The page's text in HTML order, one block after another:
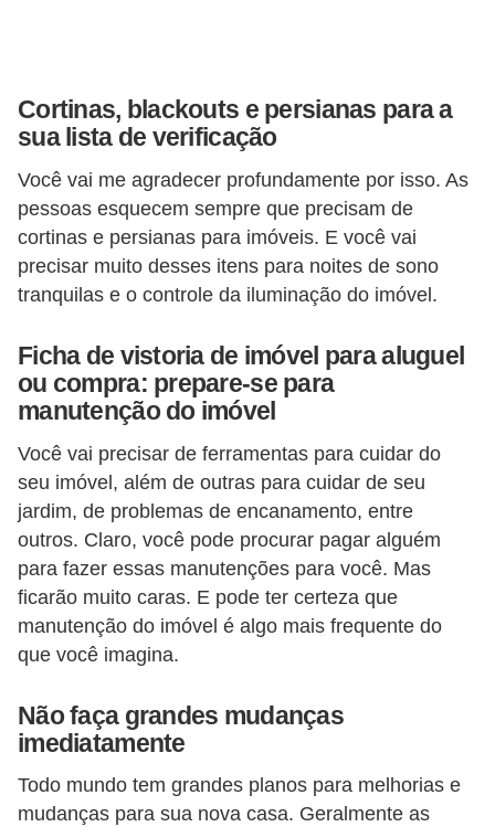
Cortinas, blackouts e persianas para a
sua lista de verificação
Você vai me agradecer profundamente por isso. As
pessoas esquecem sempre que precisam de
cortinas e persianas para imóveis. E você vai
precisar muito desses itens para noites de sono
tranquilas e o controle da iluminação do imóvel.
Ficha de vistoria de imóvel para aluguel
ou compra: prepare-se para
manutenção do imóvel
Você vai precisar de ferramentas para cuidar do
seu imóvel, além de outras para cuidar de seu
jardim, de problemas de encanamento, entre
outros. Claro, você pode procurar pagar alguém
para fazer essas manutenções para você. Mas
ficarão muito caras. E pode ter certeza que
manutenção do imóvel é algo mais frequente do
que você imagina.
Não faça grandes mudanças
imediatamente
Todo mundo tem grandes planos para melhorias e
mudanças para sua nova casa. Geralmente as